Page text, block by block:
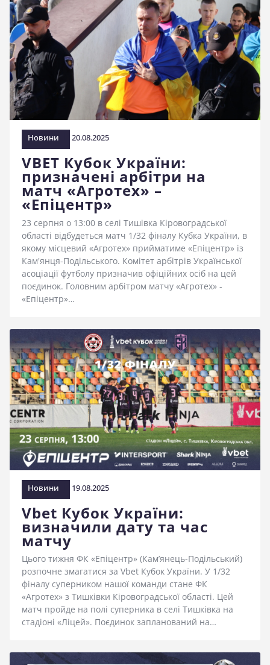
Новини 20.08.2025
VBET Кубок України:
призначені арбітри на
матч «Агротех» –
«Епіцентр»
23 серпня о 13:00 в селі Тишівка Кіровоградської
області відбудеться матч 1/32 фіналу Кубка України, в
якому місцевий «Агротех» прийматиме «Епіцентр» із
Кам'янця-Подільського. Комітет арбітрів Української
асоціації футболу призначив офіційних осіб на цей
поєдинок. Головним арбітром матчу «Агротех» -
«Епіцентр»…
Новини 19.08.2025
Vbet Кубок України:
визначили дату та час
матчу
Цього тижня ФК «Епіцентр» (Кам’янець-Подільський)
розпочне змагатися за Vbet Кубок України. У 1/32
фіналу суперником нашої команди стане ФК
«Агротех» з Тишківки Кіровоградської області. Цей
матч пройде на полі суперника в селі Тишківка на
стадіоні «Ліцей». Поєдинок запланований на…